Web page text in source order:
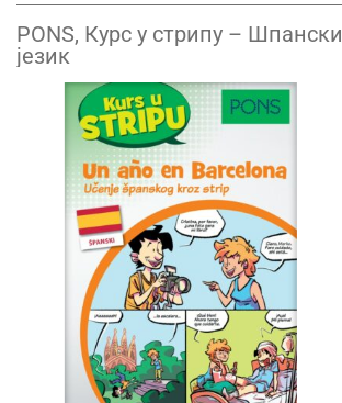
PONS, Курс у стрипу – Шпански
језик